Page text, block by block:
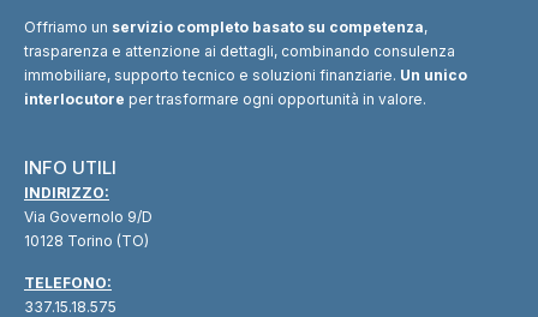
Offriamo un servizio completo basato su competenza,
trasparenza e attenzione ai dettagli, combinando consulenza
immobiliare, supporto tecnico e soluzioni finanziarie. Un unico
interlocutore per trasformare ogni opportunità in valore.
INFO UTILI
INDIRIZZO:
Via Governolo 9/D
10128 Torino (TO)
TELEFONO:
337.15.18.575